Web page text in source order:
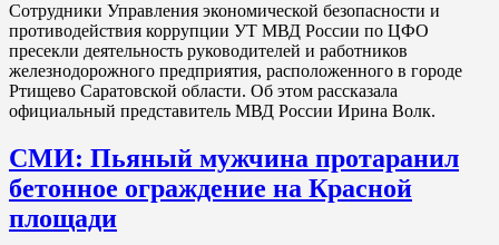
Сотрудники Управления экономической безопасности и
противодействия коррупции УТ МВД России по ЦФО
пресекли деятельность руководителей и работников
железнодорожного предприятия, расположенного в городе
Ртищево Саратовской области. Об этом рассказала
официальный представитель МВД России Ирина Волк.
СМИ: Пьяный мужчина протаранил
бетонное ограждение на Красной
площади